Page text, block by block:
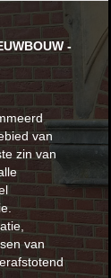
-
van
zin van
van